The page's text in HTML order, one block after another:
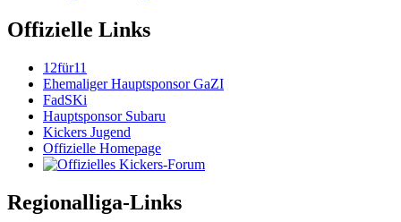
Offizielle Links
12für11
Ehemaliger Hauptsponsor GaZI
FadSKi
Hauptsponsor Subaru
Kickers Jugend
Offizielle Homepage
Regionalliga-Links